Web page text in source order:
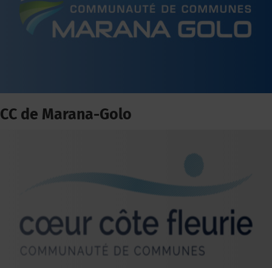
CC de Marana-Golo